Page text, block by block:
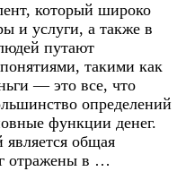
который широко
и услуги, а также в
путают
такими как
— это все, что
определений
функции денег.
является общая
отражены в …